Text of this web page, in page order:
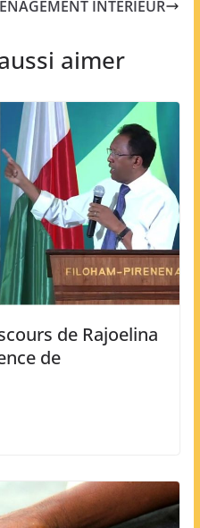
INTERIEUR
aimer
de Rajoelina
de